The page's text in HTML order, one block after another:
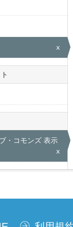
x
・コモンズ 表示
x